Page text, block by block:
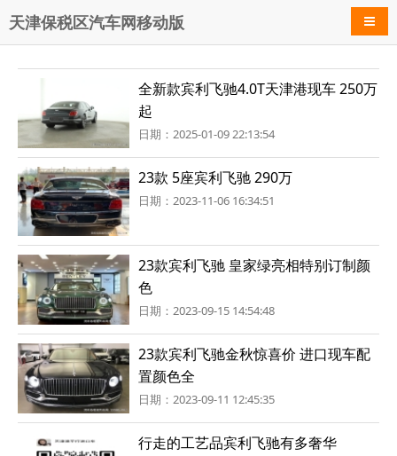
天津保税区汽车网移动版 导航
全新款宾利飞驰4.0T天津港现车 250万
起
日期：2025-01-09 22:13:54
23款 5座宾利飞驰 290万
日期：2023-11-06 16:34:51
23款宾利飞驰 皇家绿亮相特别订制颜
色
日期：2023-09-15 14:54:48
23款宾利飞驰金秋惊喜价 进口现车配
置颜色全
日期：2023-09-11 12:45:35
行走的工艺品宾利飞驰有多奢华